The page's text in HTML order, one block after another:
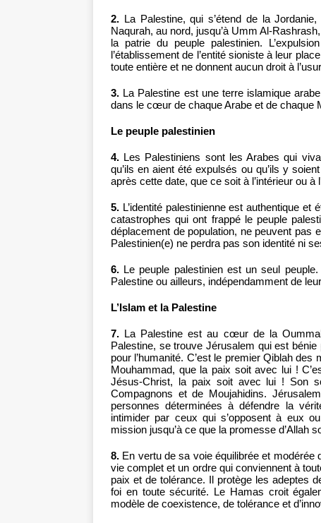
2. La Palestine, qui s’étend de la
Naqurah, au nord, jusqu’à Umm Al-
la patrie du peuple palestinien.
l’établissement de l’entité sioniste à leur
toute entière et ne donnent aucun droit à
3. La Palestine est une terre islamique
dans le cœur de chaque Arabe et de chaque
Le peuple palestinien
4. Les Palestiniens sont les Arabes qui
qu’ils en aient été expulsés ou qu’ils y
après cette date, que ce soit à l’intérieur ou
5. L’identité palestinienne est authentique
catastrophes qui ont frappé le peuple
déplacement de population, ne peuvent pas
Palestinien(e) ne perdra pas son identité ni
6. Le peuple palestinien est un seul
Palestine ou ailleurs, indépendamment de
L’Islam et la Palestine
7. La Palestine est au cœur de la
Palestine, se trouve Jérusalem qui est bénie
pour l’humanité. C’est le premier Qiblah
Mouhammad, que la paix soit avec lui !
Jésus-Christ, la paix soit avec lui ! Son
Compagnons et de Moujahidins.
personnes déterminées à défendre la
intimider par ceux qui s’opposent à eux
mission jusqu’à ce que la promesse d’Allah
8. En vertu de sa voie équilibrée et modérée
vie complet et un ordre qui conviennent à
paix et de tolérance. Il protège les adeptes
foi en toute sécurité. Le Hamas croit
modèle de coexistence, de tolérance et